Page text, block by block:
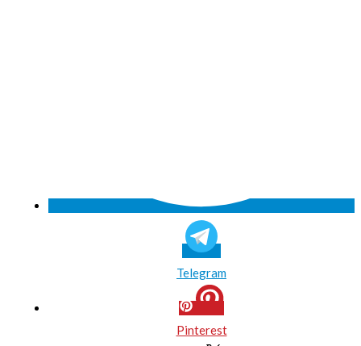
Telegram
Pinterest